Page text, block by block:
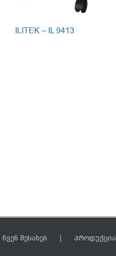
ILITEK – IL 9413
ჩვენ შესახებ პროდუქცია